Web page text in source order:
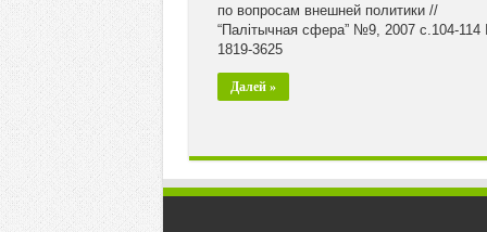
по вопросам внешней политики //
“Палiтычная сфера” №9, 2007 с.104-114
1819-3625
Далей »